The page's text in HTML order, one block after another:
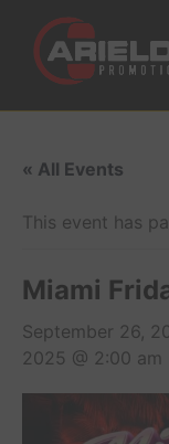
« All Events
This event has
Miami
September 26,
2025 @ 2:00 am